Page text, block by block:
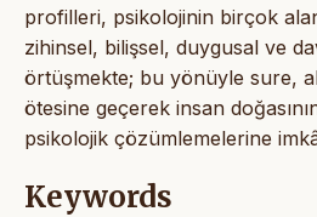
profilleri, psikolojinin birçok
zihinsel, bilişsel, duygusal ve
örtüşmekte; bu yönüyle sure,
ötesine geçerek insan
psikolojik çözümlemelerine
Keywords